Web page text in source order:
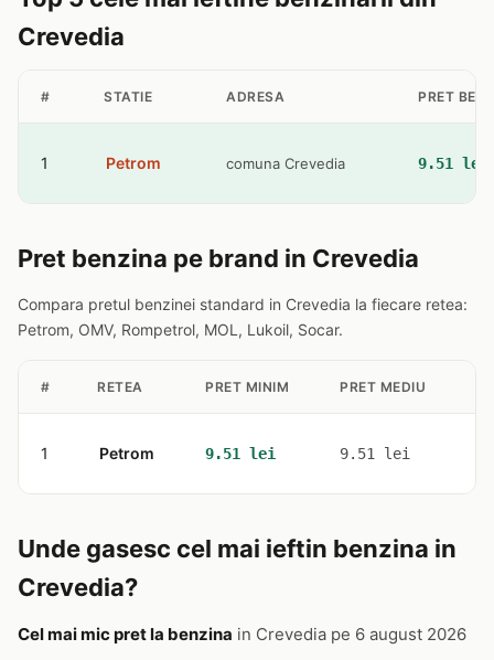
Crevedia
# STATIE ADRESA PRET
1 Petrom comuna Crevedia 9.51 lei
Pret benzina pe brand in Crevedia
Compara pretul benzinei standard in Crevedia la fiecare retea:
Petrom, OMV, Rompetrol, MOL, Lukoil, Socar.
# RETEA PRET MINIM PRET MEDIU
1 Petrom 9.51 lei 9.51 lei
Unde gasesc cel mai ieftin benzina in
Crevedia?
Cel mai mic pret la benzina in Crevedia pe 6 august 2026